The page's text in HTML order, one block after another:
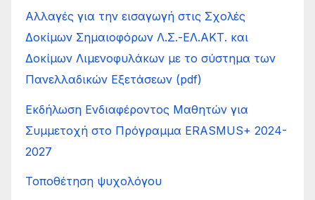
Αλλαγές για την εισαγωγή στις Σχολές
Δοκίμων Σημαιοφόρων Λ.Σ.-ΕΛ.ΑΚΤ. και
Δοκίμων Λιμενοφυλάκων με το σύστημα των
Πανελλαδικών Εξετάσεων (pdf)
Εκδήλωση Ενδιαφέροντος Μαθητών για
Συμμετοχή στο Πρόγραμμα ERASMUS+ 2024-
2027
Τοποθέτηση ψυχολόγου